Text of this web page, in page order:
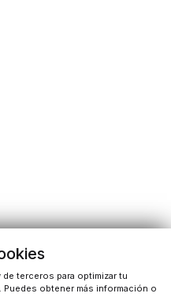
terceros para optimizar tu
Puedes obtener más información o